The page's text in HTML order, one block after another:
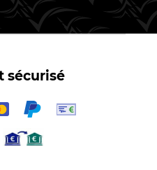
sécurisé